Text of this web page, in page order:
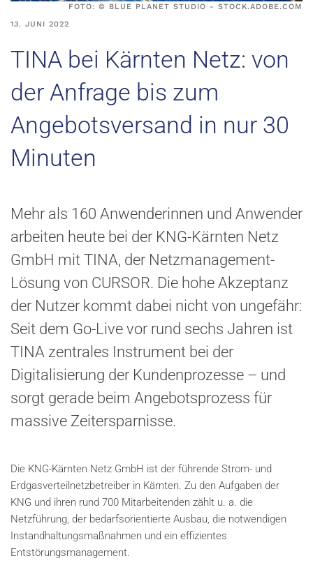
FOTO: © BLUE PLANET STUDIO - STOCK.ADOBE.COM
13. JUNI 2022
TINA bei Kärnten Netz: von
der Anfrage bis zum
Angebotsversand in nur 30
Minuten
Mehr als 160 Anwenderinnen und Anwender
arbeiten heute bei der KNG-Kärnten Netz
GmbH mit TINA, der Netzmanagement-
Lösung von CURSOR. Die hohe Akzeptanz
der Nutzer kommt dabei nicht von ungefähr:
Seit dem Go-Live vor rund sechs Jahren ist
TINA zentrales Instrument bei der
Digitalisierung der Kundenprozesse – und
sorgt gerade beim Angebotsprozess für
massive Zeitersparnisse.
Die KNG-Kärnten Netz GmbH ist der führende Strom- und
Erdgasverteilnetzbetreiber in Kärnten. Zu den Aufgaben der
KNG und ihren rund 700 Mitarbeitenden zählt u. a. die
Netzführung, der bedarfsorientierte Ausbau, die notwendigen
Instandhaltungsmaßnahmen und ein effizientes
Entstörungsmanagement.